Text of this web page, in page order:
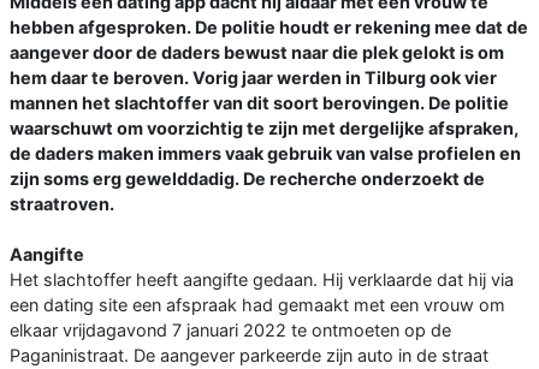
hebben afgesproken. De politie houdt er rekening mee dat de
aangever door de daders bewust naar die plek gelokt is om
hem daar te beroven. Vorig jaar werden in Tilburg ook vier
mannen het slachtoffer van dit soort berovingen. De politie
waarschuwt om voorzichtig te zijn met dergelijke afspraken,
de daders maken immers vaak gebruik van valse profielen en
zijn soms erg gewelddadig. De recherche onderzoekt de
straatroven.
Aangifte
Het slachtoffer heeft aangifte gedaan. Hij verklaarde dat hij via
een dating site een afspraak had gemaakt met een vrouw om
elkaar vrijdagavond 7 januari 2022 te ontmoeten op de
Paganinistraat. De aangever parkeerde zijn auto in de straat